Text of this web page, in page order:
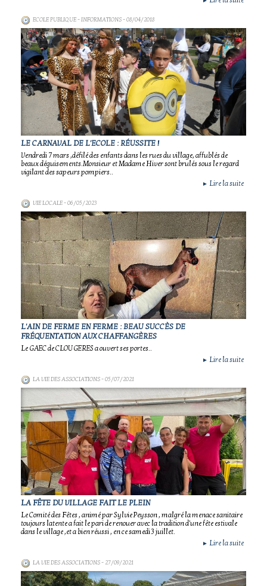
ECOLE PUBLIQUE - INFORMATIONS- 08/04/2018
LE CARNAVAL DE L'ECOLE : RÉUSSITE !
Vendredi 7 mars ,défilé des enfants dans les rues du village, affublés de
beaux déguisements.Monsieur et Madame Hiver sont brulés sous le regard
vigilant des sapeurs pompiers..
► Lire la suite
VIE LOCALE- 06/05/2023
L'AIN DE FERME EN FERME : BEAU SUCCÈS DE
FRÉQUENTATION AUX CHAFFANGÈRES
Le GAEC de CLOUGERES a ouvert ses portes..
► Lire la suite
LA VIE DES ASSOCIATIONS- 05/07/2021
LA FÊTE DU VILLAGE FAIT LE PLEIN
Le Comité des Fêtes , animé par Sylvie Peysson , malgré la menace sanitaire
toujours latente a fait le pari de renouer avec la tradition d'une fête estivale
dans le village ,et a bien réussi , en ce samedi 3 juillet.
► Lire la suite
LA VIE DES ASSOCIATIONS- 27/09/2021